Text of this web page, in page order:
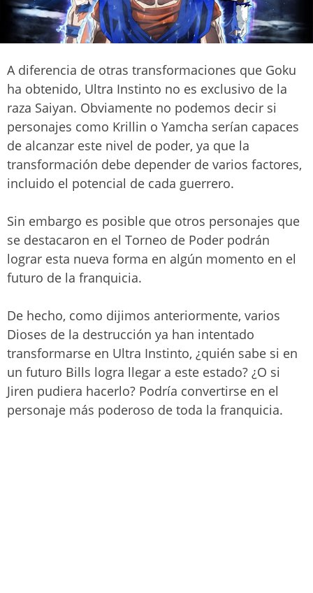
A diferencia de otras transformaciones que Goku
ha obtenido, Ultra Instinto no es exclusivo de la
raza Saiyan. Obviamente no podemos decir si
personajes como Krillin o Yamcha serían capaces
de alcanzar este nivel de poder, ya que la
transformación debe depender de varios factores,
incluido el potencial de cada guerrero.
Sin embargo es posible que otros personajes que
se destacaron en el Torneo de Poder podrán
lograr esta nueva forma en algún momento en el
futuro de la franquicia.
De hecho, como dijimos anteriormente, varios
Dioses de la destrucción ya han intentado
transformarse en Ultra Instinto, ¿quién sabe si en
un futuro Bills logra llegar a este estado? ¿O si
Jiren pudiera hacerlo? Podría convertirse en el
personaje más poderoso de toda la franquicia.